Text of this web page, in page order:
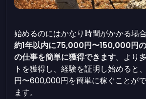
始めるのにはかなり時間がかかる場
約1年以内に75,000円〜150,000円
の仕事を簡単に獲得できます。より
トを獲得し、経験を証明し始めると
円〜600,000円を簡単に稼ぐことが
ます。